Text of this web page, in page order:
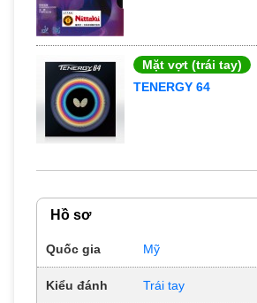
Mặt vợt (trái tay)
TENERGY 64
Hồ sơ
Quốc gia Mỹ
Kiểu đánh Trái tay